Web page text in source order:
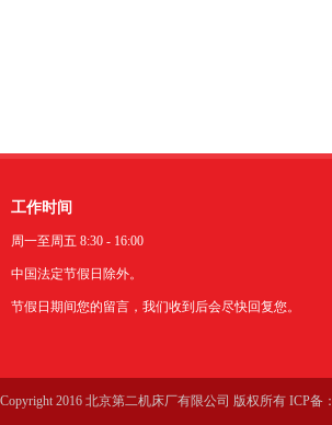
工作时间
周一至周五 8:30 - 16:00
中国法定节假日除外。
节假日期间您的留言，我们收到后会尽快回复您。
Copyright 2016 北京第二机床厂有限公司 版权所有 ICP备：